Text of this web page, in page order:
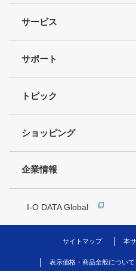
サービス
サポート
トピック
ショッピング
企業情報
I-O DATA Global
サイトマップ 本
表示価格・商品全般について